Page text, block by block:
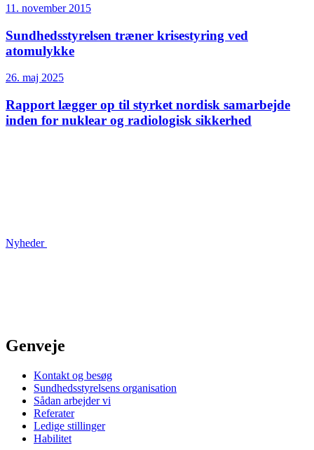
11. november 2015
Sundheds­styrelsen træner krisestyring ved
atomulykke
26. maj 2025
Rapport lægger op til styrket nordisk samarbejde
inden for nuklear og radiologisk sikkerhed
Nyheder
Genveje
Kontakt og besøg
Sundhedsstyrelsens organisation
Sådan arbejder vi
Referater
Ledige stillinger
Habilitet